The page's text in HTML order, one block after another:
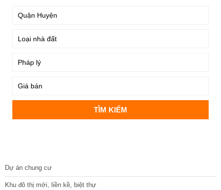
Dự án chung cư
Khu đô thị mới, liền kề, biệt thự